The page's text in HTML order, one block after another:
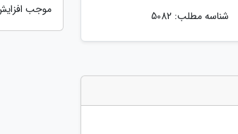
شناسه مطلب: 5082
موجب